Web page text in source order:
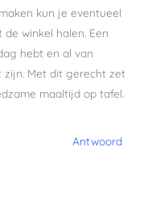
kun je eventueel
winkel halen. Een
hebt en al van
Met dit gerecht zet
maaltijd op tafel.
Antwoord